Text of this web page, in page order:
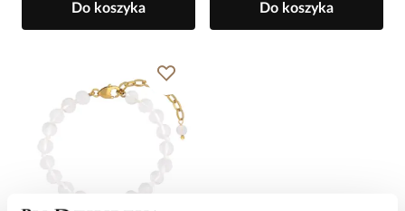
Do koszyka Do koszyka